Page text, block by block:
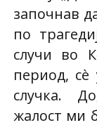
започнав
по
случи во
период,
случка.
жалост ми